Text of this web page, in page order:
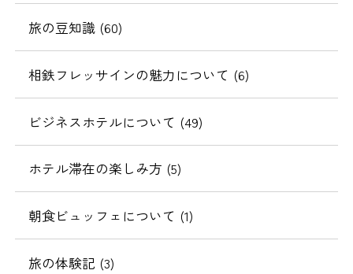
旅の豆知識 (60)
相鉄フレッサインの魅力について (6)
ビジネスホテルについて (49)
ホテル滞在の楽しみ方 (5)
朝食ビュッフェについて (1)
旅の体験記 (3)